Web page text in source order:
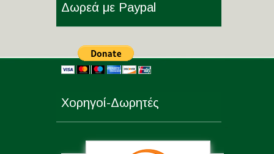
Δωρεά με Paypal
Χορηγοί-Δωρητές